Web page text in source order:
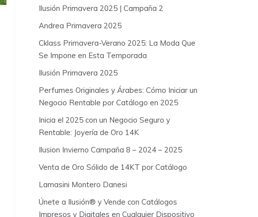
rIlusión Primavera 2025 | Campaña 2
Andrea Primavera 2025
Cklass Primavera-Verano 2025: La Moda Que
Se Impone en Esta Temporada
Ilusión Primavera 2025
Perfumes Originales y Árabes: Cómo Iniciar un
Negocio Rentable por Catálogo en 2025
Inicia el 2025 con un Negocio Seguro y
Rentable: Joyería de Oro 14K
Ilusion Invierno Campaña 8 – 2024 – 2025
Venta de Oro Sólido de 14KT por Catálogo
Lamasini Montero Danesi
Únete a Ilusión® y Vende con Catálogos
Impresos y Digitales en Cualquier Dispositivo